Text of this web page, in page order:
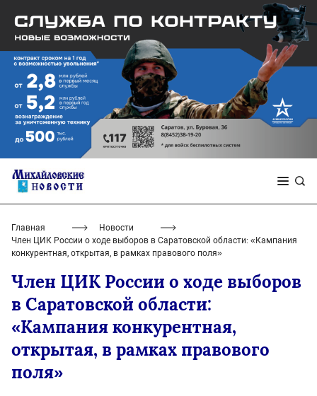
Главная
Новости
Член ЦИК России о ходе выборов в Саратовской области: «Кампания
конкурентная, открытая, в рамках правового поля»
Член ЦИК России о ходе выборов
в Саратовской области:
«Кампания конкурентная,
открытая, в рамках правового
поля»